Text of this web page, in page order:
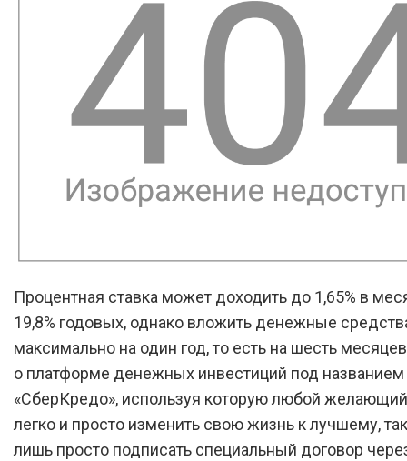
Процентная ставка может доходить до 1,65% в
19,8% годовых, однако вложить денежные
максимально на один год, то есть на шесть
о платформе денежных инвестиций под названием
«СберКредо», используя которую любой
легко и просто изменить свою жизнь к лучшему,
лишь просто подписать специальный договор